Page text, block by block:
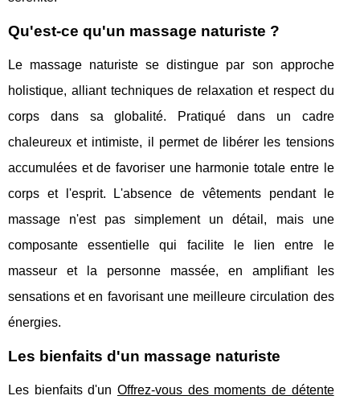
Qu'est-ce qu'un massage naturiste ?
Le massage naturiste se distingue par son approche
holistique, alliant techniques de relaxation et respect du
corps dans sa globalité. Pratiqué dans un cadre
chaleureux et intimiste, il permet de libérer les tensions
accumulées et de favoriser une harmonie totale entre le
corps et l'esprit. L'absence de vêtements pendant le
massage n'est pas simplement un détail, mais une
composante essentielle qui facilite le lien entre le
masseur et la personne massée, en amplifiant les
sensations et en favorisant une meilleure circulation des
énergies.
Les bienfaits d'un massage naturiste
Les bienfaits d'un Offrez-vous des moments de détente